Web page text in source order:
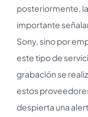
posteriormente,
importante
Sony, sino por
este tipo de
grabación se
estos
despierta una